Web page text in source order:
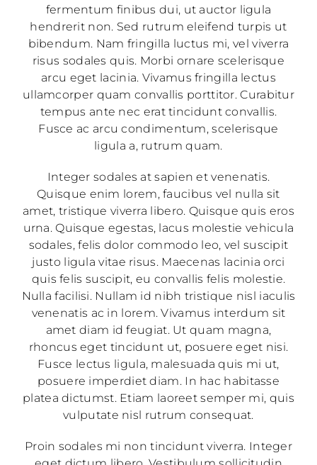
fermentum finibus dui, ut auctor ligula
hendrerit non. Sed rutrum eleifend turpis ut
bibendum. Nam fringilla luctus mi, vel viverra
risus sodales quis. Morbi ornare scelerisque
arcu eget lacinia. Vivamus fringilla lectus
ullamcorper quam convallis porttitor. Curabitur
tempus ante nec erat tincidunt convallis.
Fusce ac arcu condimentum, scelerisque
ligula a, rutrum quam.
Integer sodales at sapien et venenatis.
Quisque enim lorem, faucibus vel nulla sit
amet, tristique viverra libero. Quisque quis eros
urna. Quisque egestas, lacus molestie vehicula
sodales, felis dolor commodo leo, vel suscipit
justo ligula vitae risus. Maecenas lacinia orci
quis felis suscipit, eu convallis felis molestie.
Nulla facilisi. Nullam id nibh tristique nisl iaculis
venenatis ac in lorem. Vivamus interdum sit
amet diam id feugiat. Ut quam magna,
rhoncus eget tincidunt ut, posuere eget nisi.
Fusce lectus ligula, malesuada quis mi ut,
posuere imperdiet diam. In hac habitasse
platea dictumst. Etiam laoreet semper mi, quis
vulputate nisl rutrum consequat.
Proin sodales mi non tincidunt viverra. Integer